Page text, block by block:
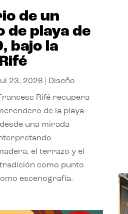
de un
de playa de
bajo la
23, 2026 Diseño
Rifé recupera
de la playa
una mirada
el terrazo y el
como punto
escenografía.